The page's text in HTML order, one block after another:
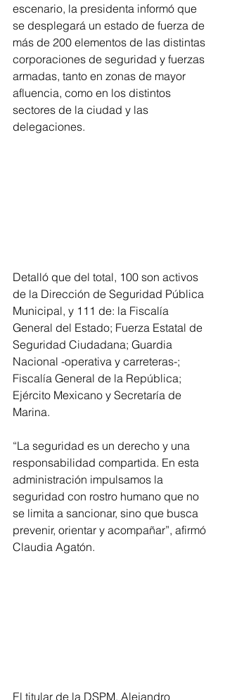
escenario, la presidenta informó que
se desplegará un estado de fuerza de
más de 200 elementos de las distintas
corporaciones de seguridad y fuerzas
armadas, tanto en zonas de mayor
afluencia, como en los distintos
sectores de la ciudad y las
delegaciones.
Detalló que del total, 100 son activos
de la Dirección de Seguridad Pública
Municipal, y 111 de: la Fiscalía
General del Estado; Fuerza Estatal de
Seguridad Ciudadana; Guardia
Nacional -operativa y carreteras-;
Fiscalía General de la República;
Ejército Mexicano y Secretaría de
Marina.
“La seguridad es un derecho y una
responsabilidad compartida. En esta
administración impulsamos la
seguridad con rostro humano que no
se limita a sancionar, sino que busca
prevenir, orientar y acompañar”, afirmó
Claudia Agatón.
El titular de la DSPM, Alejandro